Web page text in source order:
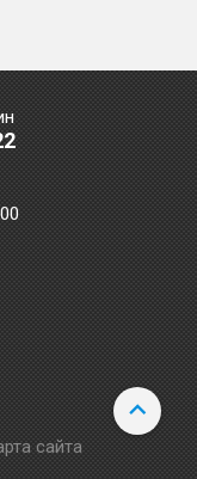
сайта